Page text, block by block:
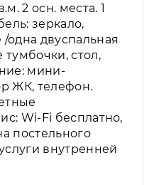
2 осн. места. 1
зеркало,
одна двуспальная
тумбочки, стол,
мини-
ЖК, телефон.
Wi-Fi бесплатно,
постельного
внутренней